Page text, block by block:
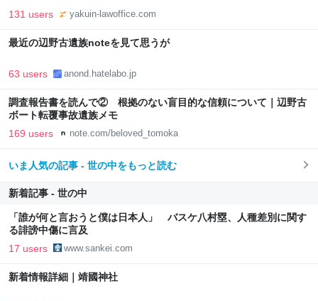
131 users yakuin-lawoffice.com
最近の辺野古遺族noteを見て思うが
63 users anond.hatelabo.jp
調査報告書を読んで② 根拠のない盲目的な信頼について｜辺野古
ボート転覆事故遺族メモ
169 users note.com/beloved_tomoka
いま人気の記事 - 世の中をもっと読む
新着記事 - 世の中
「誰が何と言おうと僕は日本人」 バスケ八村塁、人種差別に関す
る誹謗中傷に言及
17 users www.sankei.com
新着情報詳細｜靖國神社